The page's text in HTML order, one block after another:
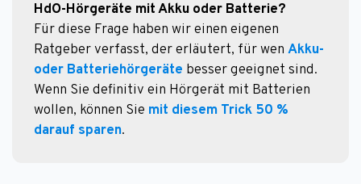
HdO-Hörgeräte mit Akku oder Batterie?
Für diese Frage haben wir einen eigenen
Ratgeber verfasst, der erläutert, für wen Akku-
oder Batteriehörgeräte besser geeignet sind.
Wenn Sie definitiv ein Hörgerät mit Batterien
wollen, können Sie mit diesem Trick 50 %
darauf sparen.